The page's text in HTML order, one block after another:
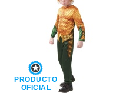
PRODUCTO
OFICIAL